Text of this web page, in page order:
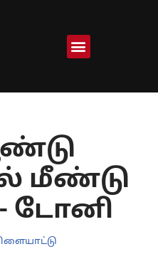
மீண்டு
டோனி